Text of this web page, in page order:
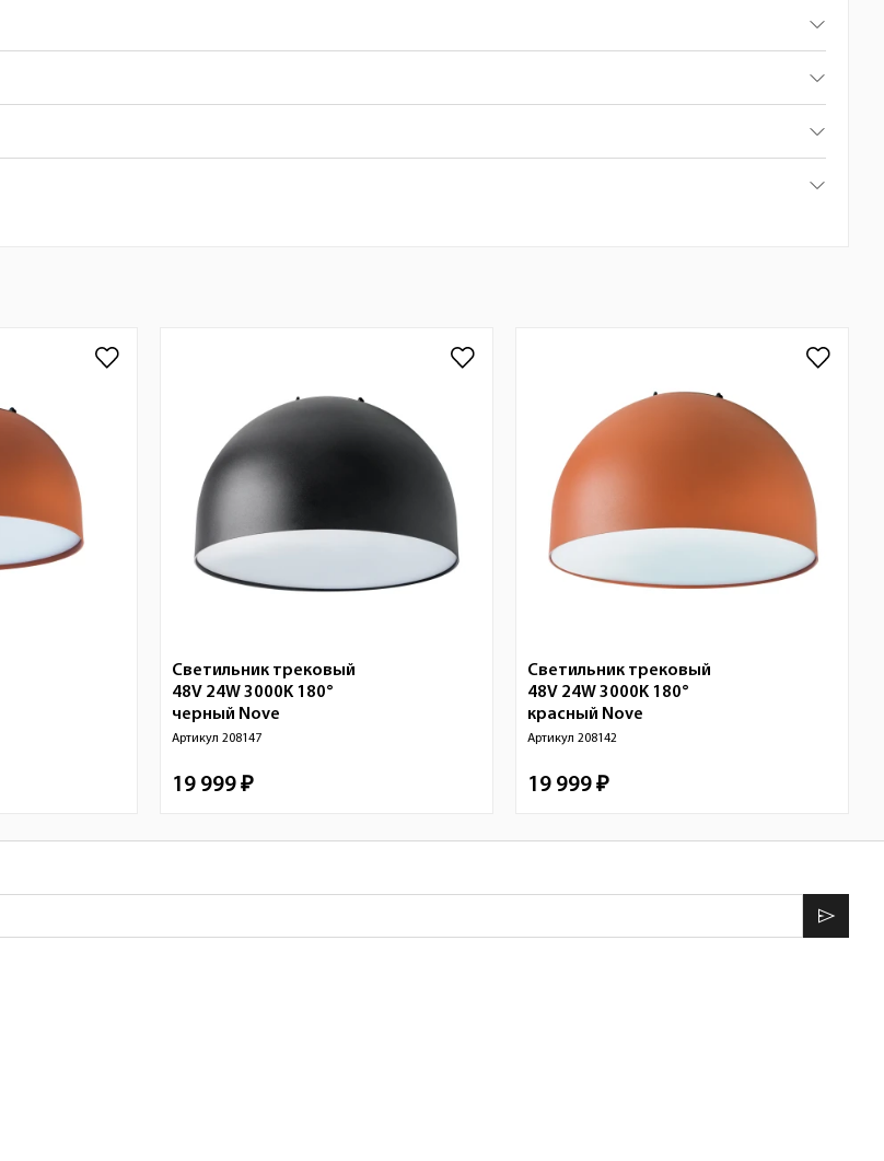
Светильник трековый
48V 24W 3000K 180°
черный Nove
Артикул 208147
19 999 ₽
Светильник трековый
48V 24W 3000K 180°
красный Nove
Артикул 208142
19 999 ₽
send